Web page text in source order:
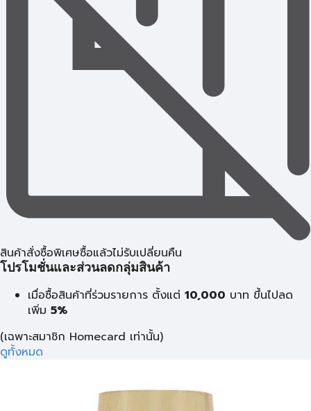
สินค้าสั่งซื้อพิเศษซื้อแล้วไม่รับเปลี่ยนคืน
โปรโมชั่นและส่วนลดกลุ่มสินค้า
เมื่อซื้อสินค้าที่ร่วมรายการ ตั้งแต่ 10,000 บาท ขึ้นไปลด
เพิ่ม 5%
(เฉพาะสมาชิก Homecard เท่านั้น)
ดูทั้งหมด